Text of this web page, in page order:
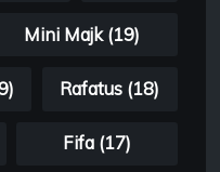
Mini Majk (19)
Rafatus (18)
Fifa (17)